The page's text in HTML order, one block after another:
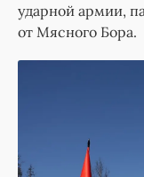
ударной армии,
от Мясного Бора.